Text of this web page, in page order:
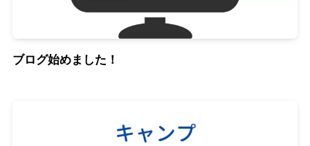
ブログ始めました！